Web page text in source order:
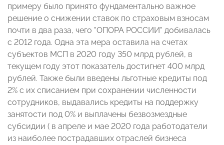
примеру было принято фундаментально важное
решение о снижении ставок по страховым взносам
почти в два раза, чего "ОПОРА РОССИИ" добивалась
с 2012 года. Одна эта мера оставила на счетах
субъектов МСП в 2020 году 350 млрд рублей, в
текущем году этот показатель достигнет 400 млрд
рублей. Также были введены льготные кредиты под
2% с их списанием при сохранении численности
сотрудников, выдавались кредиты на поддержку
занятости под 0% и выплачены безвозмездные
субсидии ( в апреле и мае 2020 года работодатели
из наиболее пострадавших отраслей бизнеса